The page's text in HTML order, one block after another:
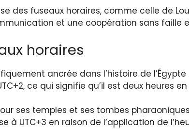
des fuseaux horaires, comme celle de
et une coopération sans faille
horaires
ancrée dans l’histoire de
ce qui signifie qu’il est deux heures
ses temples et ses tombes
à UTC+3 en raison de l’application de